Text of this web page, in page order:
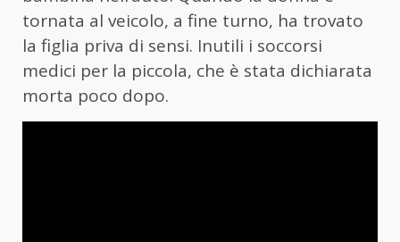
tornata al veicolo, a fine turno, ha trovato
la figlia priva di sensi. Inutili i soccorsi
medici per la piccola, che è stata dichiarata
morta poco dopo.